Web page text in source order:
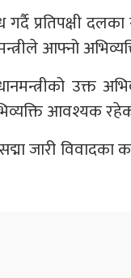
गर्दै प्रतिपक्षी
आफ्नो
उक्त
आवश्यक
जारी